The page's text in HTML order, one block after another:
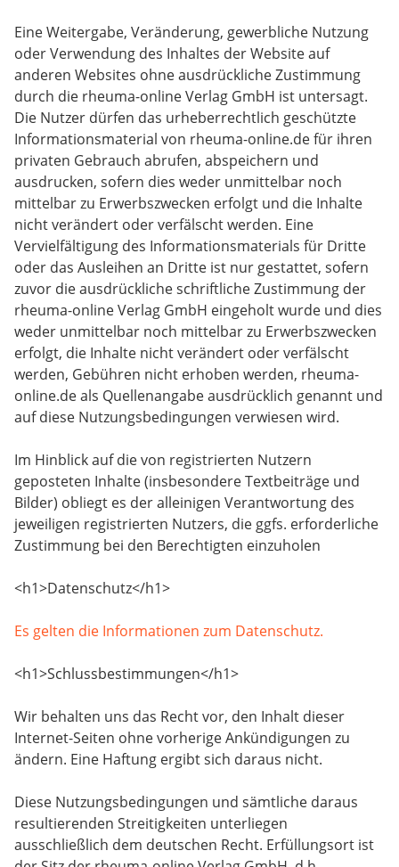
Eine Weitergabe, Veränderung, gewerbliche Nutzung
oder Verwendung des Inhaltes der Website auf
anderen Websites ohne ausdrückliche Zustimmung
durch die rheuma-online Verlag GmbH ist untersagt.
Die Nutzer dürfen das urheberrechtlich geschützte
Informationsmaterial von rheuma-online.de für ihren
privaten Gebrauch abrufen, abspeichern und
ausdrucken, sofern dies weder unmittelbar noch
mittelbar zu Erwerbszwecken erfolgt und die Inhalte
nicht verändert oder verfälscht werden. Eine
Vervielfältigung des Informationsmaterials für Dritte
oder das Ausleihen an Dritte ist nur gestattet, sofern
zuvor die ausdrückliche schriftliche Zustimmung der
rheuma-online Verlag GmbH eingeholt wurde und dies
weder unmittelbar noch mittelbar zu Erwerbszwecken
erfolgt, die Inhalte nicht verändert oder verfälscht
werden, Gebühren nicht erhoben werden, rheuma-
online.de als Quellenangabe ausdrücklich genannt und
auf diese Nutzungsbedingungen verwiesen wird.
Im Hinblick auf die von registrierten Nutzern
geposteten Inhalte (insbesondere Textbeiträge und
Bilder) obliegt es der alleinigen Verantwortung des
jeweiligen registrierten Nutzers, die ggfs. erforderliche
Zustimmung bei den Berechtigten einzuholen
<h1>Datenschutz</h1>
Es gelten die Informationen zum Datenschutz.
<h1>Schlussbestimmungen</h1>
Wir behalten uns das Recht vor, den Inhalt dieser
Internet-Seiten ohne vorherige Ankündigungen zu
ändern. Eine Haftung ergibt sich daraus nicht.
Diese Nutzungsbedingungen und sämtliche daraus
resultierenden Streitigkeiten unterliegen
ausschließlich dem deutschen Recht. Erfüllungsort ist